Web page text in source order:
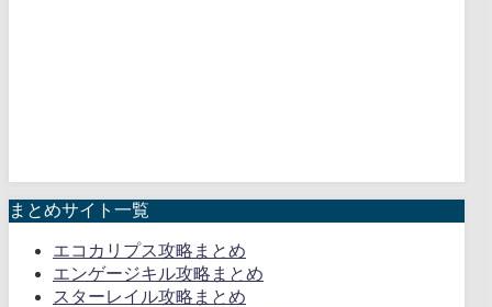
まとめサイト一覧
エコカリプス攻略まとめ
エンゲージキル攻略まとめ
スターレイル攻略まとめ